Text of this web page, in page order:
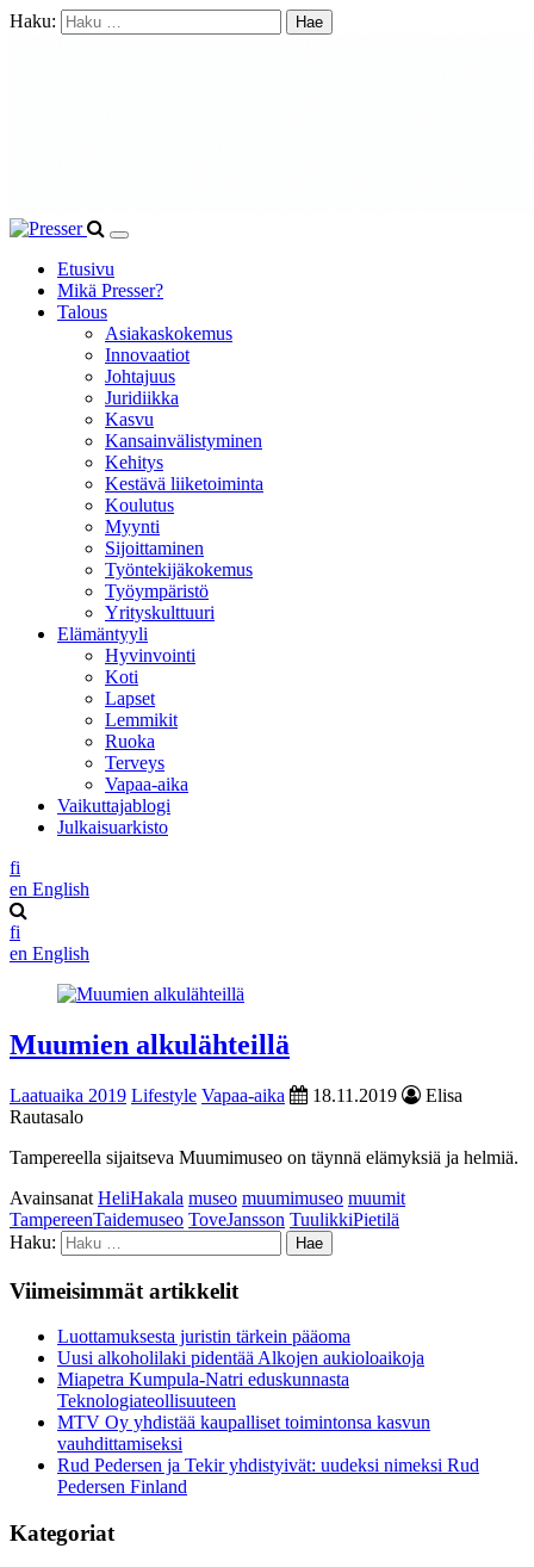
Haku:
Etusivu
Mikä Presser?
Talous
Asiakaskokemus
Innovaatiot
Johtajuus
Juridiikka
Kasvu
Kansainvälistyminen
Kehitys
Kestävä liiketoiminta
Koulutus
Myynti
Sijoittaminen
Työntekijäkokemus
Työympäristö
Yrityskulttuuri
Elämäntyyli
Hyvinvointi
Koti
Lapset
Lemmikit
Ruoka
Terveys
Vapaa-aika
Vaikuttajablogi
Julkaisuarkisto
fi
en English
fi
en English
Muumien alkulähteillä
Laatuaika 2019 Lifestyle Vapaa-aika 18.11.2019
Elisa
Rautasalo
Tampereella sijaitseva Muumimuseo on täynnä elämyksiä ja helmiä.
Avainsanat HeliHakala museo muumimuseo muumit
TampereenTaidemuseo ToveJansson TuulikkiPietilä
Haku:
Viimeisimmät artikkelit
Luottamuksesta juristin tärkein pääoma
Uusi alkoholilaki pidentää Alkojen aukioloaikoja
Miapetra Kumpula-Natri eduskunnasta
Teknologiateollisuuteen
MTV Oy yhdistää kaupalliset toimintonsa kasvun
vauhdittamiseksi
Rud Pedersen ja Tekir yhdistyivät: uudeksi nimeksi Rud
Pedersen Finland
Kategoriat